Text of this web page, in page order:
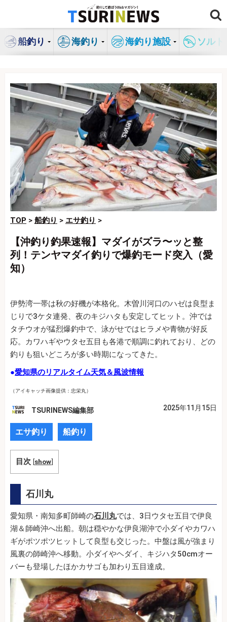
ン
船釣り 海釣り 海釣り施設 ソル
TOP > 船釣り > エサ釣り >
【沖釣り釣果速報】マダイがズラ〜ッと整
列！テンヤマダイ釣りで爆釣モード突入（愛
知）
伊勢湾一帯は秋の好機が本格化。木曽川河口のハゼは良型ま
じりで3ケタ連発、夜のキジハタも安定してヒット。沖では
タチウオが猛烈爆釣中で、泳がせではヒラメや青物が好反
応。カワハギやウタセ五目も各港で順調に釣れており、どの
釣りも狙いどころが多い時期になってきた。
●愛知県のリアルタイム天気＆風波情報
（アイキャッチ画像提供：忠栄丸）
TSURINEWS編集部 2025年11月15日
エサ釣り 船釣り
目次 [show]
石川丸
愛知県・南知多町師崎の石川丸では、3日ウタセ五目で伊良
湖＆師崎沖へ出船。朝は穏やかな伊良湖沖で小ダイやカワハ
ギがポツポツヒットして良型も交じった。中盤は風が強まり
風裏の師崎沖へ移動。小ダイやヘダイ、キジハタ50cmオー
バーも登場したほかカサゴも加わり五目達成。